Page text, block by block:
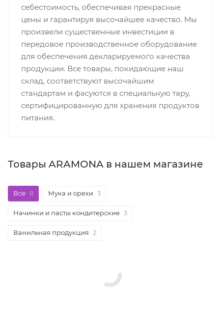
себестоимость, обеспечивая прекрасные
цены и гарантируя высочайшее качество. Мы
произвели существенные инвестиции в
передовое производственное оборудование
для обеспечения декларируемого качества
продукции. Все товары, покидающие наш
склад, соответствуют высочайшим
стандартам и фасуются в специальную тару,
сертифицированную для хранения продуктов
питания.
Товары ARAMONA в нашем магазине
Все 8 Мука и орехи 3
Начинки и пасты кондитерские 3
Ванильная продукция 2